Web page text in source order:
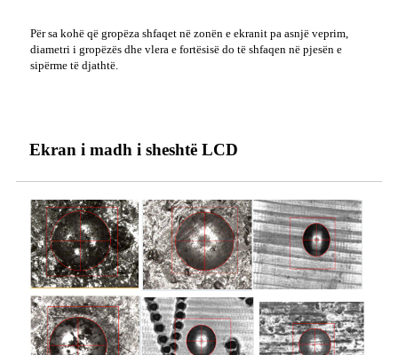
Për sa kohë që gropëza shfaqet në zonën e ekranit pa asnjë veprim,
diametri i gropëzës dhe vlera e fortësisë do të shfaqen në pjesën e
sipërme të djathtë.
Ekran i madh i sheshtë LCD